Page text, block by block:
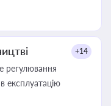
+14
регулювання
експлуатацію